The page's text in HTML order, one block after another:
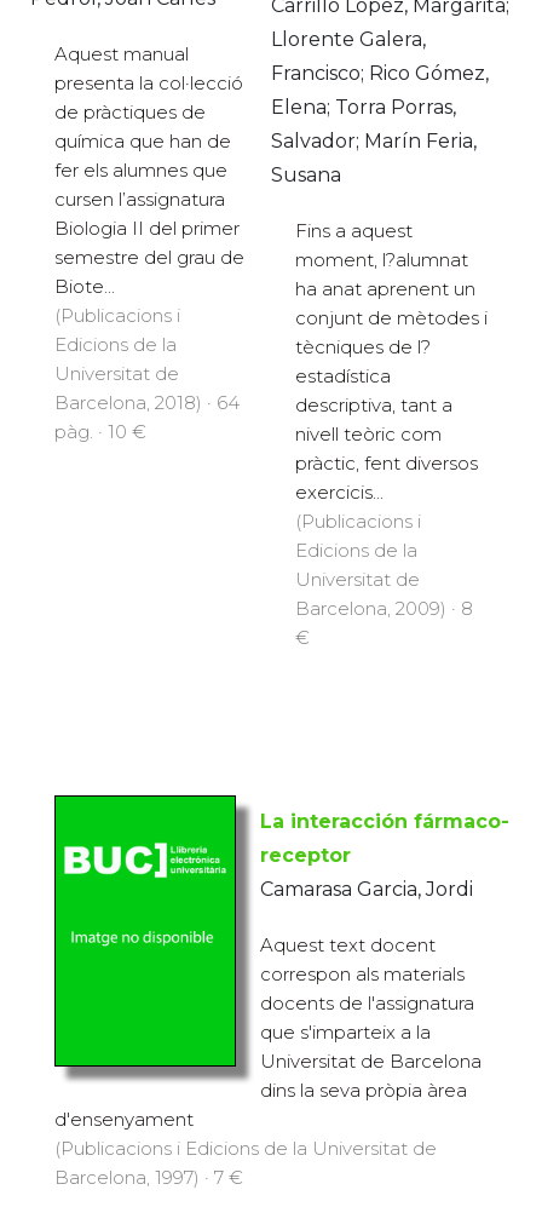
Aquest manual
presenta la col·lecció
de pràctiques de
química que han de
fer els alumnes que
cursen l’assignatura
Biologia II del primer
semestre del grau de
Biote...
(Publicacions i
Edicions de la
Universitat de
Barcelona, 2018) · 64
pàg. · 10 €
Carrillo López, Margarita;
Llorente Galera,
Francisco; Rico Gómez,
Elena; Torra Porras,
Salvador; Marín Feria,
Susana
Fins a aquest
moment, l?alumnat
ha anat aprenent un
conjunt de mètodes i
tècniques de l?
estadística
descriptiva, tant a
nivell teòric com
pràctic, fent diversos
exercicis...
(Publicacions i
Edicions de la
Universitat de
Barcelona, 2009) · 8
€
La interacción fármaco-
receptor
Camarasa Garcia, Jordi
Aquest text docent
correspon als materials
docents de l'assignatura
que s'imparteix a la
Universitat de Barcelona
dins la seva pròpia àrea
d'ensenyament
(Publicacions i Edicions de la Universitat de
Barcelona, 1997) · 7 €